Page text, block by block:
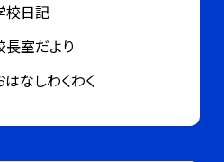
校日記
長室だより
はなしわくわく